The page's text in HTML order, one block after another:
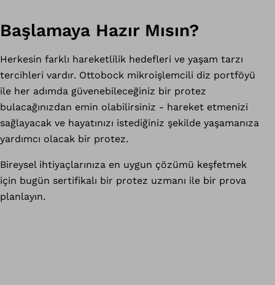
Başlamaya Hazır Mısın?
Herkesin farklı hareketlilik hedefleri ve yaşam tarzı
tercihleri vardır. Ottobock mikroişlemcili diz portföyü
ile her adımda güvenebileceğiniz bir protez
bulacağınızdan emin olabilirsiniz - hareket etmenizi
sağlayacak ve hayatınızı istediğiniz şekilde yaşamanıza
yardımcı olacak bir protez.
Bireysel ihtiyaçlarınıza en uygun çözümü keşfetmek
için bugün sertifikalı bir protez uzmanı ile bir prova
planlayın.